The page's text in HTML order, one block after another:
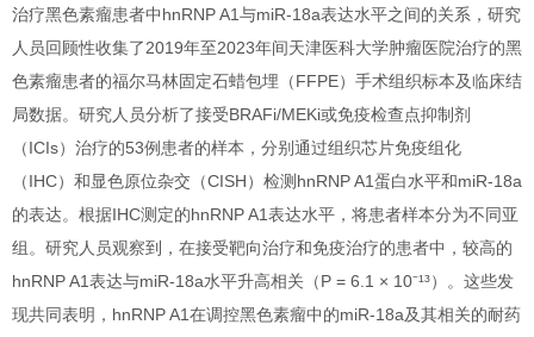
治疗黑色素瘤患者中hnRNP A1与miR-18a表达水平之间的关系，研究
人员回顾性收集了2019年至2023年间天津医科大学肿瘤医院治疗的黑
色素瘤患者的福尔马林固定石蜡包埋（FFPE）手术组织标本及临床结
局数据。研究人员分析了接受BRAFi/MEKi或免疫检查点抑制剂
（ICIs）治疗的53例患者的样本，分别通过组织芯片免疫组化
（IHC）和显色原位杂交（CISH）检测hnRNP A1蛋白水平和miR-18a
的表达。根据IHC测定的hnRNP A1表达水平，将患者样本分为不同亚
组。研究人员观察到，在接受靶向治疗和免疫治疗的患者中，较高的
hnRNP A1表达与miR-18a水平升高相关（P = 6.1 × 10⁻¹³）。这些发
现共同表明，hnRNP A1在调控黑色素瘤中的miR-18a及其相关的耐药